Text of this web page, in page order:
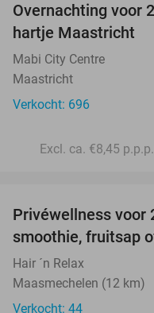
Overnachting voor
hartje Maastricht
Mabi City Centre
Maastricht
Verkocht: 696
Excl. ca. €8,45
Privéwellness voor
smoothie, fruitsap
Hair ´n Relax
Maasmechelen (12 km)
Verkocht: 44